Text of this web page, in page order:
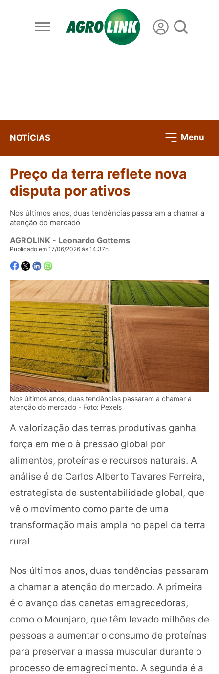
NOTÍCIAS Menu
Preço da terra reflete nova
disputa por ativos
Nos últimos anos, duas tendências passaram a chamar a
atenção do mercado
AGROLINK - Leonardo Gottems
Publicado em 17/06/2026 às 14:37h.
Nos últimos anos, duas tendências passaram a chamar a
atenção do mercado - Foto: Pexels
A valorização das terras produtivas ganha
força em meio à pressão global por
alimentos, proteínas e recursos naturais. A
análise é de Carlos Alberto Tavares Ferreira,
estrategista de sustentabilidade global, que
vê o movimento como parte de uma
transformação mais ampla no papel da terra
rural.
Nos últimos anos, duas tendências passaram
a chamar a atenção do mercado. A primeira
é o avanço das canetas emagrecedoras,
como o Mounjaro, que têm levado milhões de
pessoas a aumentar o consumo de proteínas
para preservar a massa muscular durante o
processo de emagrecimento. A segunda é a